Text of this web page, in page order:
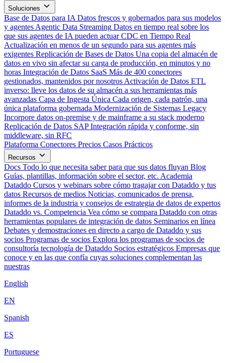
Soluciones
Base de Datos para IA Datos frescos y gobernados para sus modelos
y agentes Agentic Data Streaming Datos en tiempo real sobre los
que sus agentes de IA pueden actuar CDC en Tiempo Real
Actualización en menos de un segundo para sus agentes más
exigentes Replicación de Bases de Datos Una copia del almacén de
datos en vivo sin afectar su carga de producción, en minutos y no
horas Integración de Datos SaaS Más de 400 conectores
gestionados, mantenidos por nosotros Activación de Datos ETL
inverso: lleve los datos de su almacén a sus herramientas más
avanzadas Capa de Ingesta Única Cada origen, cada patrón, una
única plataforma gobernada Modernización de Sistemas Legacy
Incorpore datos on-premise y de mainframe a su stack moderno
Replicación de Datos SAP Integración rápida y conforme, sin
middleware, sin RFC
Plataforma Conectores Precios Casos Prácticos
Recursos
Docs Todo lo que necesita saber para que sus datos fluyan Blog
Guías, plantillas, información sobre el sector, etc. Academia
Dataddo Cursos y webinars sobre cómo tragajar con Dataddo y tus
datos Recursos de medios Noticias, comunicados de prensa,
informes de la industria y consejos de estrategia de datos de expertos
Dataddo vs. Competencia Vea cómo se compara Dataddo con otras
herramientas populares de integración de datos Seminarios en línea
Debates y demostraciones en directo a cargo de Dataddo y sus
socios Programas de socios Explora los programas de socios de
consultoría tecnología de Dataddo Socios estratégicos Empresas que
conoce y en las que confía cuyas soluciones complementan las
nuestras
English
EN
Spanish
ES
Portuguese